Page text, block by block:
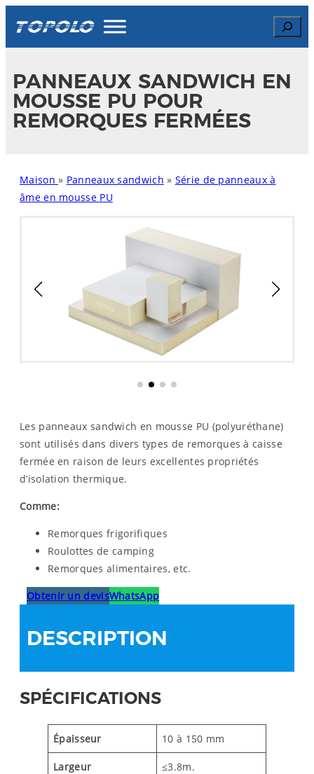
content
Search
PANNEAUX SANDWICH EN
MOUSSE PU POUR
REMORQUES FERMÉES
Maison» Panneaux sandwich » Série de panneaux à
âme en mousse PU
Les panneaux sandwich en mousse PU (polyuréthane)
sont utilisés dans divers types de remorques à caisse
fermée en raison de leurs excellentes propriétés
d’isolation thermique.
Comme:
Remorques frigorifiques
Roulottes de camping
Remorques alimentaires, etc.
Obtenir un devisWhatsApp
DESCRIPTION
SPÉCIFICATIONS
Épaisseur 10 à 150 mm
Largeur ≤3.8m.